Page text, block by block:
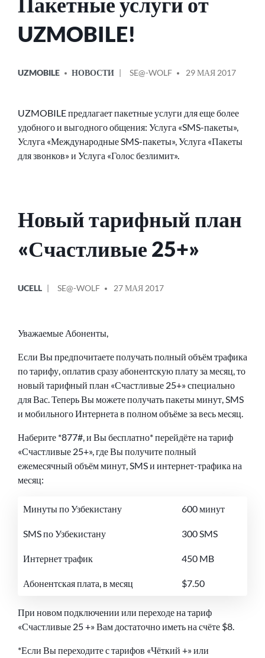
UZMOBILE!
В
UZMOBILE НОВОСТИ
ОТ
SE@-WOLF 29 МАЯ 2017
UZMOBILE предлагает пакетные услуги для еще более
удобного и выгодного общения: Услуга «SMS-пакеты»,
Услуга «Международные SMS-пакеты», Услуга «Пакеты
для звонков» и Услуга «Голос безлимит».
Новый тарифный план
«Счастливые 25+»
В
UCELL
ОТ
SE@-WOLF 27 МАЯ 2017
Уважаемые Абоненты,
Если Вы предпочитаете получать полный объём трафика
по тарифу, оплатив сразу абонентскую плату за месяц, то
новый тарифный план «Счастливые 25+» специально
для Вас. Теперь Вы можете получать пакеты минут, SMS
и мобильного Интернета в полном объёме за весь месяц.
Наберите *877#, и Вы бесплатно* перейдёте на тариф
«Счастливые 25+», где Вы получите полный
ежемесячный объём минут, SMS и интернет-трафика на
месяц:
Минуты по Узбекистану 600 минут
SMS по Узбекистану 300 SMS
Интернет трафик 450 MB
Абонентская плата, в месяц $7.50
При новом подключении или переходе на тариф
«Счастливые 25 +» Вам достаточно иметь на счёте $8.
*Если Вы переходите с тарифов «Чёткий +» или